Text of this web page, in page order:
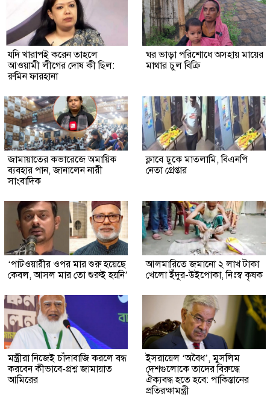
যদি খারাপই করেন তাহলে
আওয়ামী লীগের দোষ কী ছিল:
রুমিন ফারহানা
ঘর ভাড়া পরিশোধে অসহায় মায়ের
মাথার চুল বিক্রি
জামায়াতের কভারেজে অমায়িক
ব্যবহার পান, জানালেন নারী
সাংবাদিক
ক্লাবে ঢুকে মাতলামি, বিএনপি
নেতা গ্রেপ্তার
‘পাটওয়ারীর ওপর মার শুরু হয়েছে
কেবল, আসল মার তো শুরুই হয়নি’
আলমারিতে জমানো ২ লাখ টাকা
খেলো ইঁদুর-উইপোকা, নিঃস্ব কৃষক
মন্ত্রীরা নিজেই চাঁদাবাজি করলে বন্ধ
করবেন কীভাবে-প্রশ্ন জামায়াত
আমিরের
ইসরায়েল ‘অবৈধ’, মুসলিম
দেশগুলোকে তাদের বিরুদ্ধে
ঐক্যবদ্ধ হতে হবে: পাকিস্তানের
প্রতিরক্ষামন্ত্রী